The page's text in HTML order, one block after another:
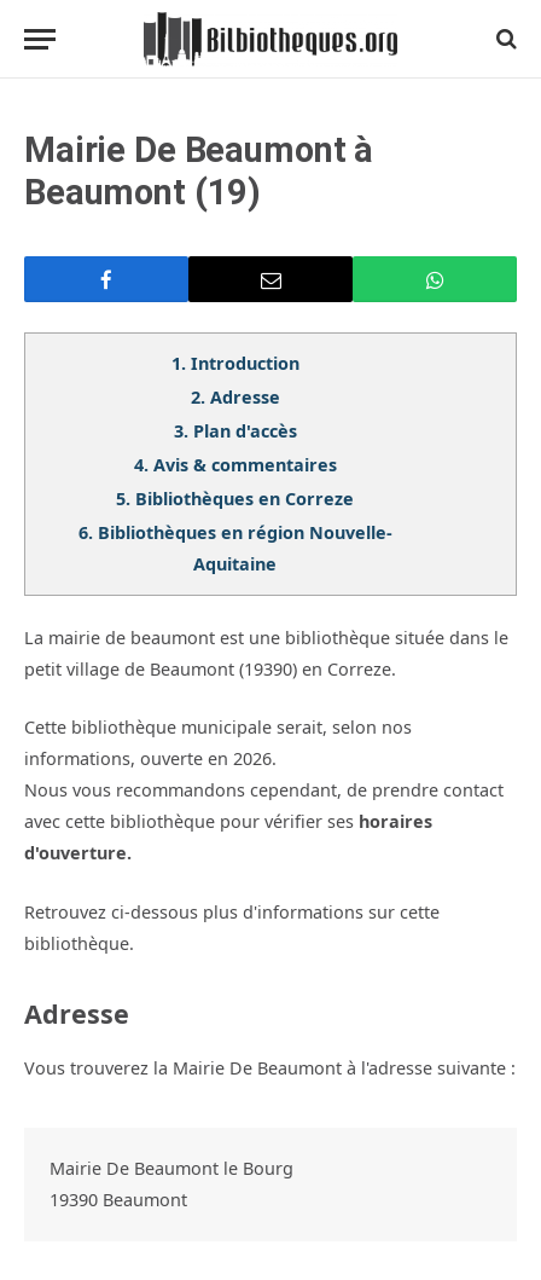
Mairie De Beaumont à
Beaumont (19)
1. Introduction
2. Adresse
3. Plan d'accès
4. Avis & commentaires
5. Bibliothèques en Correze
6. Bibliothèques en région Nouvelle-
Aquitaine
La mairie de beaumont est une bibliothèque située dans le
petit village de Beaumont (19390) en Correze.
Cette bibliothèque municipale serait, selon nos
informations, ouverte en 2026.
Nous vous recommandons cependant, de prendre contact
avec cette bibliothèque pour vérifier ses horaires
d'ouverture.
Retrouvez ci-dessous plus d'informations sur cette
bibliothèque.
Adresse
Vous trouverez la Mairie De Beaumont à l'adresse suivante :
Mairie De Beaumont le Bourg
19390 Beaumont